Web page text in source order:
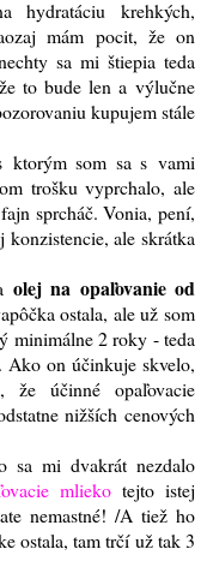
hydratáciu krehkých,
mám pocit, že on
sa mi štiepia teda
to bude len a výlučne
kupujem stále
ktorým som sa s vami
trošku vyprchalo, ale
sprcháč. Vonia, pení,
ale skrátka
olej na opaľovanie od
ostala, ale už som
minimálne 2 roky - teda
Ako on účinkuje skvelo,
účinné opaľovacie
nižších cenových
sa mi dvakrát nezdalo
mliekotejto istej
nemastné! /A tiež ho
ostala, tam trčí už tak 3